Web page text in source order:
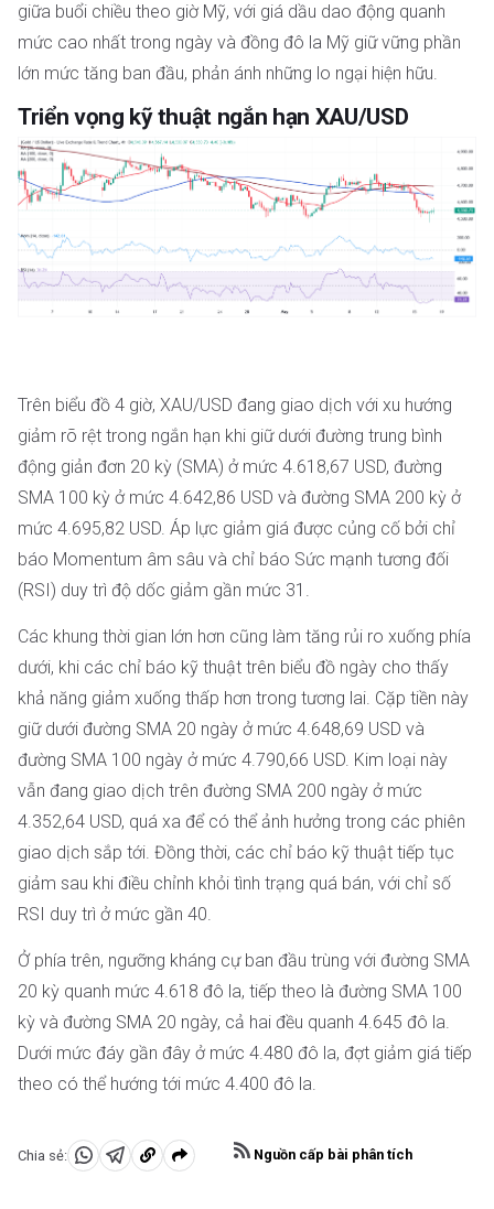
giữa buổi chiều theo giờ Mỹ, với giá dầu dao động quanh
mức cao nhất trong ngày và đồng đô la Mỹ giữ vững phần
lớn mức tăng ban đầu, phản ánh những lo ngại hiện hữu.
Triển vọng kỹ thuật ngắn hạn XAU/USD
Trên biểu đồ 4 giờ, XAU/USD đang giao dịch với xu hướng
giảm rõ rệt trong ngắn hạn khi giữ dưới đường trung bình
động giản đơn 20 kỳ (SMA) ở mức 4.618,67 USD, đường
SMA 100 kỳ ở mức 4.642,86 USD và đường SMA 200 kỳ ở
mức 4.695,82 USD. Áp lực giảm giá được củng cố bởi chỉ
báo Momentum âm sâu và chỉ báo Sức mạnh tương đối
(RSI) duy trì độ dốc giảm gần mức 31.
Các khung thời gian lớn hơn cũng làm tăng rủi ro xuống phía
dưới, khi các chỉ báo kỹ thuật trên biểu đồ ngày cho thấy
khả năng giảm xuống thấp hơn trong tương lai. Cặp tiền này
giữ dưới đường SMA 20 ngày ở mức 4.648,69 USD và
đường SMA 100 ngày ở mức 4.790,66 USD. Kim loại này
vẫn đang giao dịch trên đường SMA 200 ngày ở mức
4.352,64 USD, quá xa để có thể ảnh hưởng trong các phiên
giao dịch sắp tới. Đồng thời, các chỉ báo kỹ thuật tiếp tục
giảm sau khi điều chỉnh khỏi tình trạng quá bán, với chỉ số
RSI duy trì ở mức gần 40.
Ở phía trên, ngưỡng kháng cự ban đầu trùng với đường SMA
20 kỳ quanh mức 4.618 đô la, tiếp theo là đường SMA 100
kỳ và đường SMA 20 ngày, cả hai đều quanh 4.645 đô la.
Dưới mức đáy gần đây ở mức 4.480 đô la, đợt giảm giá tiếp
theo có thể hướng tới mức 4.400 đô la.
Chia sẻ:
Chia Chia Sao
Nguồn cấp bài phân tích